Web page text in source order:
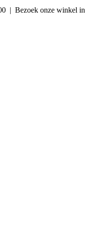
| Bezoek onze winkel in